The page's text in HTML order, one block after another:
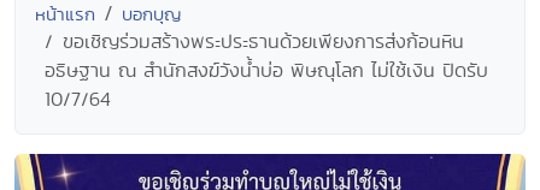
หน้าแรก บอกบุญ
ขอเชิญร่วมสร้างพระประธานด้วยเพียงการส่งก้อนหิน
อธิษฐาน ณ สำนักสงฆ์วังน้ำบ่อ พิษณุโลก ไม่ใช้เงิน ปิดรับ
10/7/64